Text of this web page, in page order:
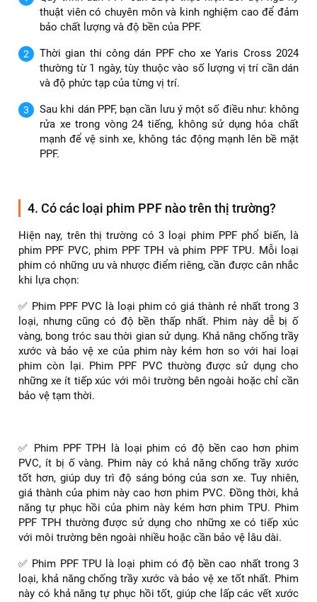
✅ Kiểm tra độ bám dính: Kỹ thuật viên sẽ kiểm tra độ bám
dính của PPF bằng cách ấn nhẹ vào bề mặt.
✅ Kiểm tra độ phẳng: Bề mặt PPF được kiểm tra để đảm
bảo không có bong bóng khí hay nếp gấp.
✅ Kiểm tra thẩm mỹ: Kỹ thuật viên sẽ kiểm tra tổng thể để
đảm bảo PPF được dán đẹp mắt và hài hòa với tổng thể xe.
Lưu ý:
thường từ 1 ngày, tùy thuộc vào số lượng vị trí cần dán
và độ phức tạp của từng vị trí.
Sau khi dán PPF, bạn cần lưu ý một số điều như: không
mạnh để vệ sinh xe, không tác động mạnh lên bề mặt
PPF.
Hiện nay, trên thị trường có 3 loại phim PPF phổ biến, là
phim PPF PVC, phim PPF TPH và phim PPF TPU. Mỗi loại